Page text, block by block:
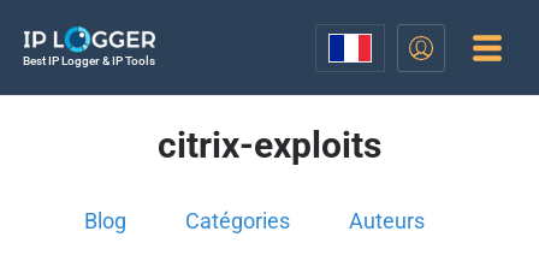
Best IP Logger & IP Tools
citrix-exploits
Blog Catégories Auteurs